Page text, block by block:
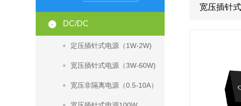
DC/DC
定压插针式电源（1W-2W)
宽压插针式电源（3W-60W)
宽压非隔离电源（0.5-10A）
宽压插针